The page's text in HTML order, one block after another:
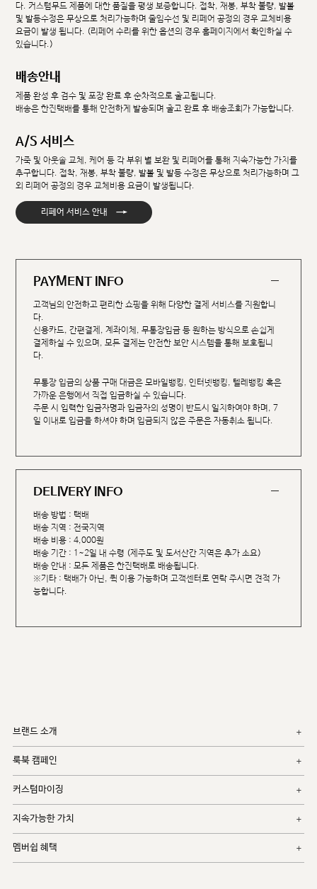
다. 커스텀무드 제품에 대한 품질을 평생 보증합니다. 접착, 재봉, 부착 불량, 발볼
및 발등수정은 무상으로 처리가능하며 줄임수선 및 리페어 공정의 경우 교체비용
요금이 발생 됩니다. (리페어 수리를 위한 옵션의 경우 홈페이지에서 확인하실 수
있습니다.)
배송안내
제품 완성 후 검수 및 포장 완료 후 순차적으로 출고됩니다.
배송은 한진택배를 통해 안전하게 발송되며 출고 완료 후 배송조회가 가능합니다.
A/S 서비스
가죽 및 아웃솔 교체, 케어 등 각 부위 별 보완 및 리페어를 통해 지속가능한 가치를
추구합니다. 접착, 재봉, 부착 불량, 발볼 및 발등 수정은 무상으로 처리가능하며 그
외 리페어 공정의 경우 교체비용 요금이 발생됩니다.
리페어 서비스 안내 →
PAYMENT INFO
고객님의 안전하고 편리한 쇼핑을 위해 다양한 결제 서비스를 지원합니
다.
신용카드, 간편결제, 계좌이체, 무통장입금 등 원하는 방식으로 손쉽게
결제하실 수 있으며, 모든 결제는 안전한 보안 시스템을 통해 보호됩니
다.
무통장 입금의 상품 구매 대금은 모바일뱅킹, 인터넷뱅킹, 텔레뱅킹 혹은
가까운 은행에서 직접 입금하실 수 있습니다.
주문 시 입력한 입금자명과 입금자의 성명이 반드시 일치하여야 하며, 7
일 이내로 입금을 하셔야 하며 입금되지 않은 주문은 자동취소 됩니다.
DELIVERY INFO
배송 방법 : 택배
배송 지역 : 전국지역
배송 비용 : 4,000원
배송 기간 : 1~2일 내 수령 (제주도 및 도서산간 지역은 추가 소요)
배송 안내 : 모든 제품은 한진택배로 배송됩니다.
※기타 : 택배가 아닌, 퀵 이용 가능하며 고객센터로 연락 주시면 견적 가
능합니다.
브랜드 소개
룩북 캠페인
커스텀마이징
지속가능한 가치
멤버쉽 혜택